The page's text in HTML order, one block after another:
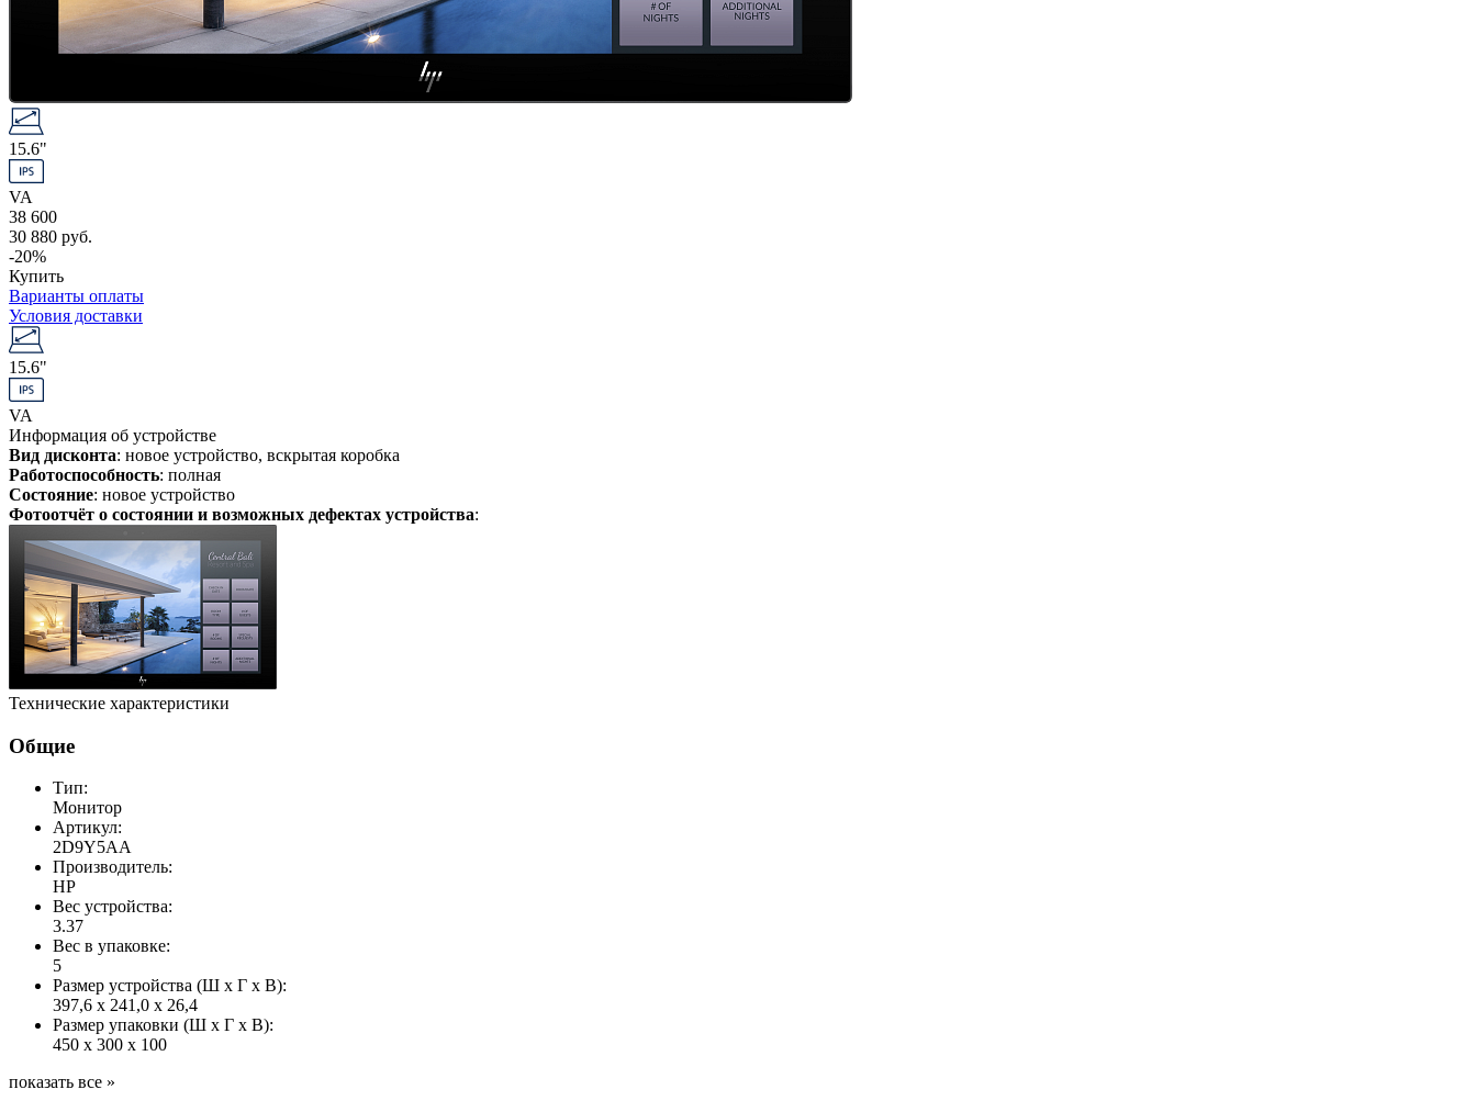
15.6"
VA
38 600
30 880 руб.
-20%
Купить
Варианты оплаты
Условия доставки
15.6"
VA
Информация об устройстве
Вид дисконта: новое устройство, вскрытая коробка
Работоспособность: полная
Состояние: новое устройство
Фотоотчёт о состоянии и возможных дефектах устройства:
Технические характеристики
Общие
Тип:
Монитор
Артикул:
2D9Y5AA
Производитель:
HP
Вес устройства:
3.37
Вес в упаковке:
5
Размер устройства (Ш x Г x В):
397,6 x 241,0 x 26,4
Размер упаковки (Ш x Г x В):
450 x 300 x 100
показать все »